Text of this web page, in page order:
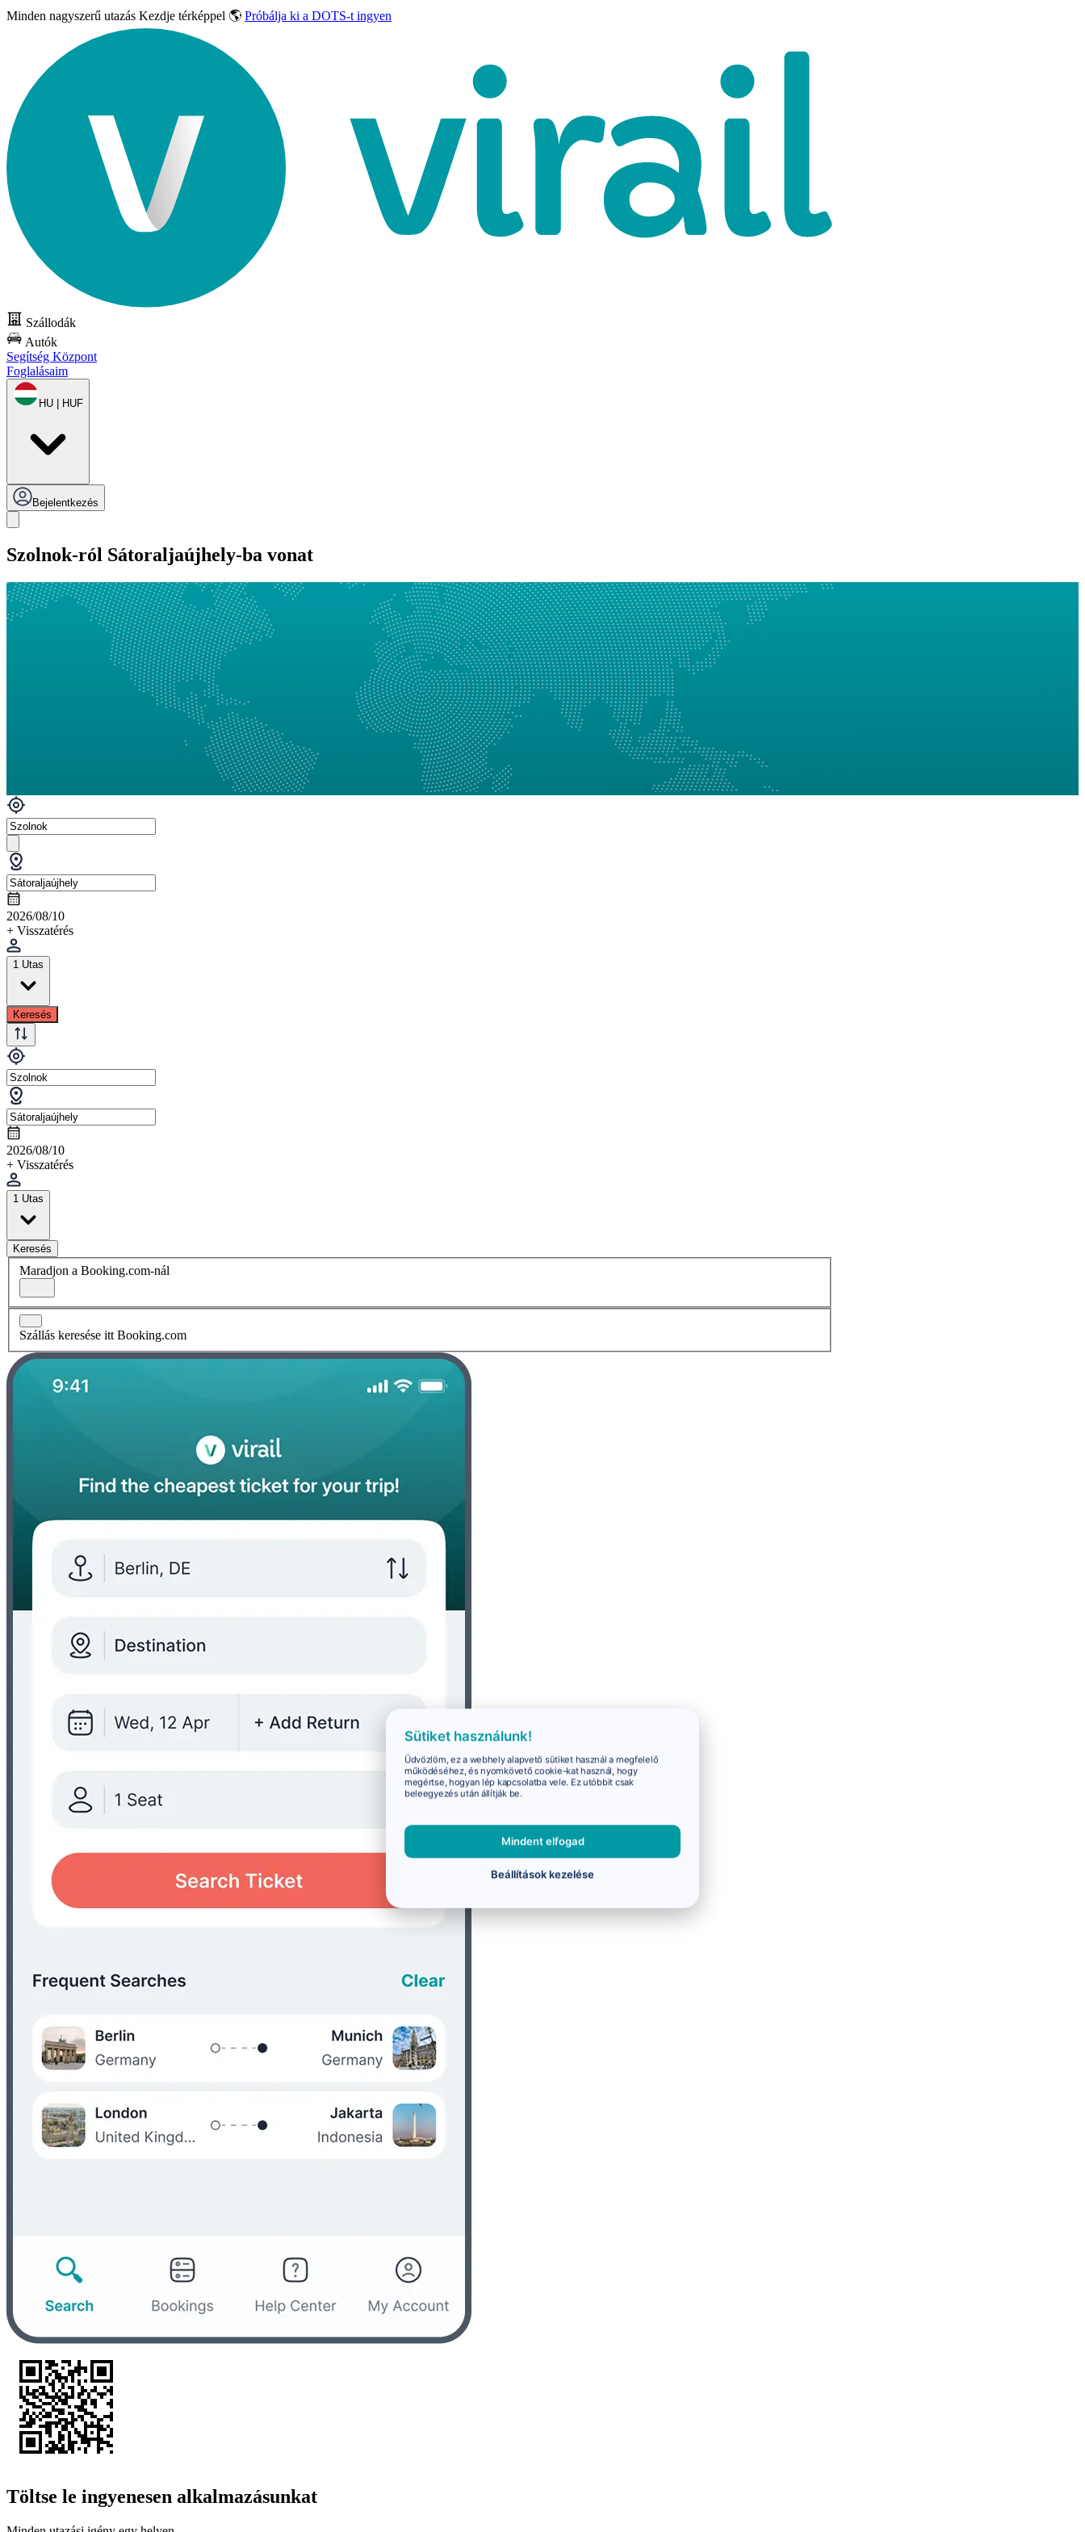
Minden nagyszerű utazás Kezdje térképpel 🌎 Próbálja ki a DOTS-t ingyen
Szállodák
Autók
Segítség Központ
Foglalásaim
HU | HUF
Bejelentkezés
Szolnok-ról Sátoraljaújhely-ba vonat
2026/08/10
+ Visszatérés
1 Utas
Keresés
2026/08/10
+ Visszatérés
1 Utas
Keresés
Maradjon a Booking.com-nál
Szállás keresése itt Booking.com
Töltse le ingyenesen alkalmazásunkat
Sütiket használunk!
Üdvözlöm, ez a webhely alapvető sütiket használ a megfelelő
működéséhez, és nyomkövető cookie-kat használ, hogy
megértse, hogyan lép kapcsolatba vele. Ez utóbbit csak
beleegyezés után állítják be.
Mindent elfogad
Beállítások kezelése